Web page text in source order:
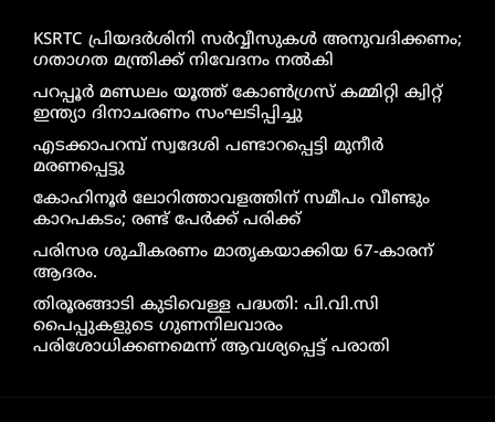
KSRTC പ്രിയദർശിനി സർവ്വീസുകൾ അനുവദിക്കണം;
ഗതാഗത മന്ത്രിക്ക് നിവേദനം നൽകി
പറപ്പൂർ മണ്ഡലം യൂത്ത് കോൺഗ്രസ് കമ്മിറ്റി ക്വിറ്റ്
ഇന്ത്യാ ദിനാചരണം സംഘടിപ്പിച്ചു
എടക്കാപറമ്പ് സ്വദേശി പണ്ടാറപ്പെട്ടി മുനീർ
മരണപ്പെട്ടു
കോഹിനൂർ ലോറിത്താവളത്തിന് സമീപം വീണ്ടും
കാറപകടം; രണ്ട് പേർക്ക് പരിക്ക്
പരിസര ശുചീകരണം മാതൃകയാക്കിയ 67-കാരന്
ആദരം.
തിരൂരങ്ങാടി കുടിവെള്ള പദ്ധതി: പി.വി.സി
പൈപ്പുകളുടെ ഗുണനിലവാരം
പരിശോധിക്കണമെന്ന് ആവശ്യപ്പെട്ട് പരാതി